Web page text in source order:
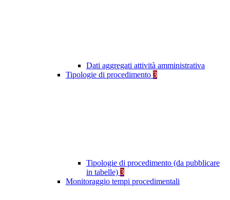
Dati aggregati attività amministrativa
Tipologie di procedimento 3
Tipologie di procedimento (da pubblicare
in tabelle) 3
Monitoraggio tempi procedimentali